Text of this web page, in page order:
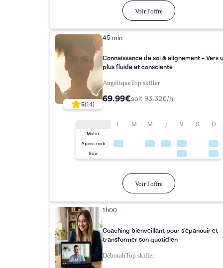
Voir l'offre
5(14)
45 min
Connaissance de soi & alignement – Vers
plus fluide et consciente
AngéliqueTop skiller
69.99€soit 93.32€/h
L M M J V S D
Matin
Après-midi
Soir
Voir l'offre
1h00
Coaching bienveillant pour s'épanouir et
transformer son quotidien
DéborahTop skiller